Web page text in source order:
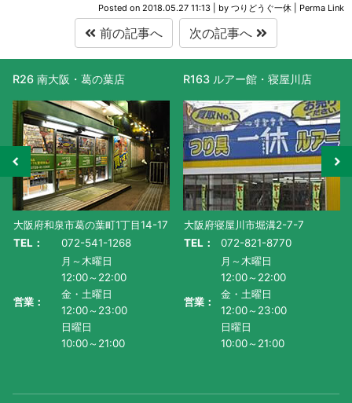
Posted on 2018.05.27 11:13 by つりどうぐ一休 Perma Link
前の記事へ 次の記事へ
R26 南大阪・葛の葉店
大阪府和泉市葛の葉町1丁目14-17
TEL：
072-541-1268
営業：
月～木曜日
12:00～22:00
金・土曜日
12:00～23:00
日曜日
10:00～21:00
R163 ルアー館・寝屋川店
大阪府寝屋川市堀溝2-7-7
TEL：
072-821-8770
営業：
月～木曜日
12:00～22:00
金・土曜日
12:00～23:00
日曜日
10:00～21:00